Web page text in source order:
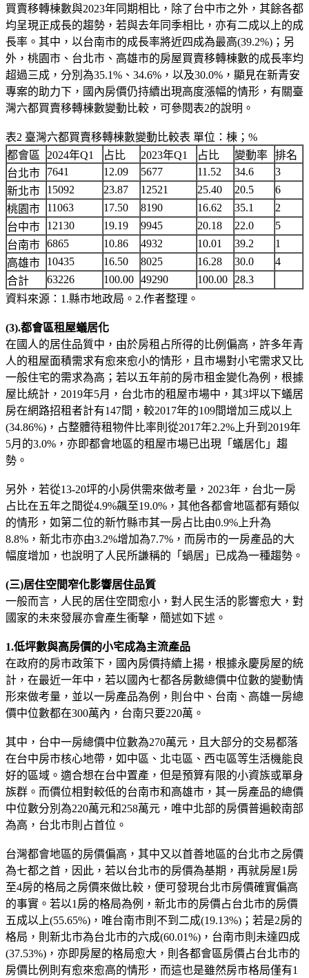
買賣移轉棟數與2023年同期相比，除了台中市之外，其餘各都
均呈現正成長的趨勢，若與去年同季相比，亦有二成以上的成
長率。其中，以台南市的成長率將近四成為最高(39.2%)；另
外，桃園市、台北市、高雄市的房屋買賣移轉棟數的成長率均
超過三成，分別為35.1%、34.6%，以及30.0%，顯見在新青安
專案的助力下，國內房價仍持續出現高度漲幅的情形，有關臺
灣六都買賣移轉棟數變動比較，可參閱表2的說明。
表2 臺灣六都買賣移轉棟數變動比較表 單位：棟；%
都會區
2024年Q1 占比 2023年Q1 占比 變動率
排名
台北市
7641 12.09 5677 11.52 34.6
3
新北市
15092 23.87 12521 25.40 20.5
6
桃園市
11063 17.50 8190 16.62 35.1
2
台中市
12130 19.19 9945 20.18 22.0
5
台南市 6865 10.86 4932 10.01 39.2
1
高雄市
10435 16.50 8025 16.28 30.0
4
合計
63226 100.00 49290 100.00
28.3
資料來源：1.縣市地政局。2.作者整理。
(3).都會區租屋蟻居化
在國人的居住品質中，由於房租占所得的比例偏高，許多年青
人的租屋面積需求有愈來愈小的情形，且市場對小宅需求又比
一般住宅的需求為高；若以五年前的房市租金變化為例，根據
屋比統計，2019年5月，台北市的租屋市場中，其3坪以下蟻居
房在網路招租者計有147間，較2017年的109間增加三成以上
(34.86%)，占整體待租物件比率則從2017年2.2%上升到2019年
5月的3.0%，亦即都會地區的租屋市場已出現「蟻居化」趨
勢。
另外，若從13-20坪的小房供需來做考量，2023年，台北一房
占比在五年之間從4.9%飆至19.0%，其他各都會地區都有類似
的情形，如第二位的新竹縣市其一房占比由0.9%上升為
8.8%，新北市亦由3.2%增加為7.7%，而房市的一房產品的大
幅度增加，也說明了人民所謙稱的「蝸居」已成為一種趨勢。
(三)居住空間窄化影響居住品質
一般而言，人民的居住空間愈小，對人民生活的影響愈大，對
國家的未來發展亦會產生衝擊，簡述如下述。
1.低坪數與高房價的小宅成為主流產品
在政府的房市政策下，國內房價持續上揚，根據永慶房屋的統
計，在最近一年中，若以國內七都各房數總價中位數的變動情
形來做考量，並以一房產品為例，則台中、台南、高雄一房總
價中位數都在300萬內，台南只要220萬。
其中，台中一房總價中位數為270萬元，且大部分的交易都落
在台中房市核心地帶，如中區、北屯區、西屯區等生活機能良
好的區域。適合想在台中置產，但是預算有限的小資族或單身
族群。而價位相對較低的台南市和高雄市，其一房產品的總價
中位數分別為220萬元和258萬元，唯中北部的房價普遍較南部
為高，台北市則占首位。
台灣都會地區的房價偏高，其中又以首善地區的台北市之房價
為七都之首，因此，若以台北市的房價為基期，再就房屋1房
至4房的格局之房價來做比較，便可發現台北市房價確實偏高
的事實。若以1房的格局為例，新北市的房價占台北市的房價
五成以上(55.65%)，唯台南市則不到二成(19.13%)；若是2房的
格局，則新北市為台北市的六成(60.01%)，台南市則未達四成
(37.53%)，亦即房屋的格局愈大，則各都會區房價占台北市的
房價比例則有愈來愈高的情形，而這也是雖然房市格局僅有1